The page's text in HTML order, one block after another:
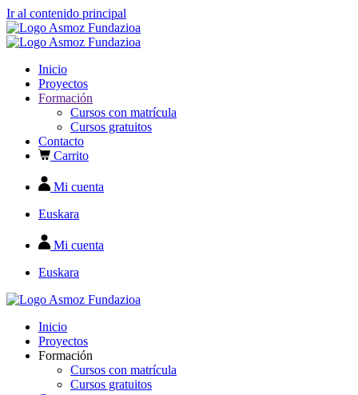
Ir al contenido principal
Inicio
Proyectos
Formación
Cursos con matrícula
Cursos gratuitos
Contacto
Carrito
Mi cuenta
Euskara
Mi cuenta
Euskara
Inicio
Proyectos
Formación
Cursos con matrícula
Cursos gratuitos